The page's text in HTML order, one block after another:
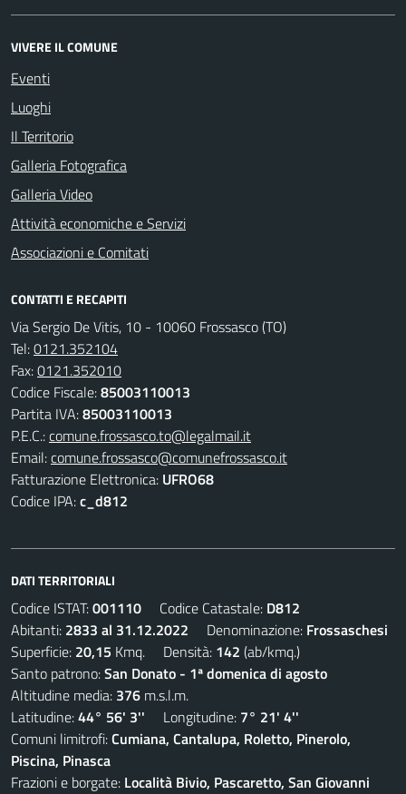
VIVERE IL COMUNE
Eventi
Luoghi
Il Territorio
Galleria Fotografica
Galleria Video
Attività economiche e Servizi
Associazioni e Comitati
CONTATTI E RECAPITI
Via Sergio De Vitis, 10 - 10060 Frossasco (TO)
Tel:0121.352104
Fax:0121.352010
Codice Fiscale:85003110013
Partita IVA:85003110013
P.E.C.:comune.frossasco.to@legalmail.it
Email:comune.frossasco@comunefrossasco.it
Fatturazione Elettronica: UFRO68
Codice IPA:c_d812
DATI TERRITORIALI
Codice ISTAT:001110 Codice Catastale: D812
Abitanti: 2833 al 31.12.2022 Denominazione: Frossaschesi
Superficie: 20,15 Kmq. Densità: 142 (ab/kmq.)
Santo patrono:San Donato - 1ª domenica di agosto
Altitudine media: 376 m.s.l.m.
Latitudine:44° 56' 3'' Longitudine: 7° 21' 4''
Comuni limitrofi:Cumiana, Cantalupa, Roletto, Pinerolo,
Piscina, Pinasca
Frazioni e borgate: Località Bivio, Pascaretto, San Giovanni